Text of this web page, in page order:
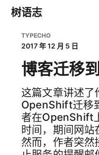
树语志
TYPECHO
2017 年 12 月 5 日
博客迁移
这篇文章讲述了
OpenShift迁移
者在OpenShift
时间，期间网站
然而，作者突